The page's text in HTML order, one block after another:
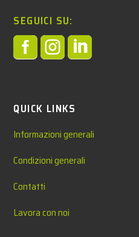
SEGUICI SU:

QUICK LINKS
Informazioni generali
Condizioni generali
Contatti
Lavora con noi